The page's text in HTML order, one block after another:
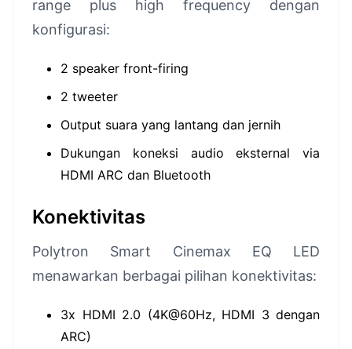
range plus high frequency dengan
konfigurasi:
2 speaker front-firing
2 tweeter
Output suara yang lantang dan jernih
Dukungan koneksi audio eksternal via
HDMI ARC dan Bluetooth
Konektivitas
Polytron Smart Cinemax EQ LED
menawarkan berbagai pilihan konektivitas:
3x HDMI 2.0 (4K@60Hz, HDMI 3 dengan
ARC)